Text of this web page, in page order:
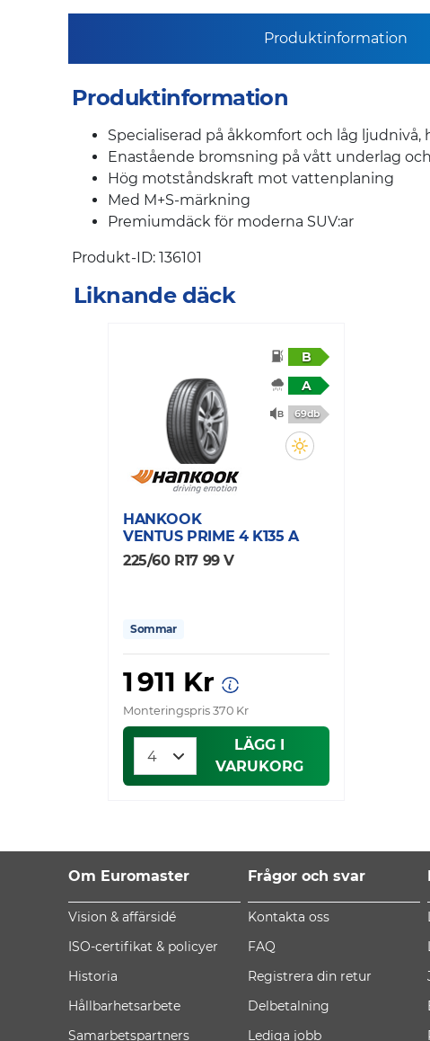
Produktinformation
Produktinformation
Specialiserad på åkkomfort och låg
Enastående bromsning på vått underlag
Hög motståndskraft mot vattenplaning
Med M+S-märkning
Premiumdäck för moderna SUV:ar
Produkt-ID: 136101
Liknande däck
B
A
69db
HANKOOK
VENTUS PRIME 4 K135 A
225/60 R17 99 V
Sommar
1 911 Kr
Monteringspris 370 Kr
LÄGG I
VARUKORG
Om Euromaster
Vision & affärsidé
ISO-certifikat & policyer
Historia
Hållbarhetsarbete
Samarbetspartners
Frågor och svar
Kontakta oss
FAQ
Registrera din retur
Delbetalning
Lediga jobb